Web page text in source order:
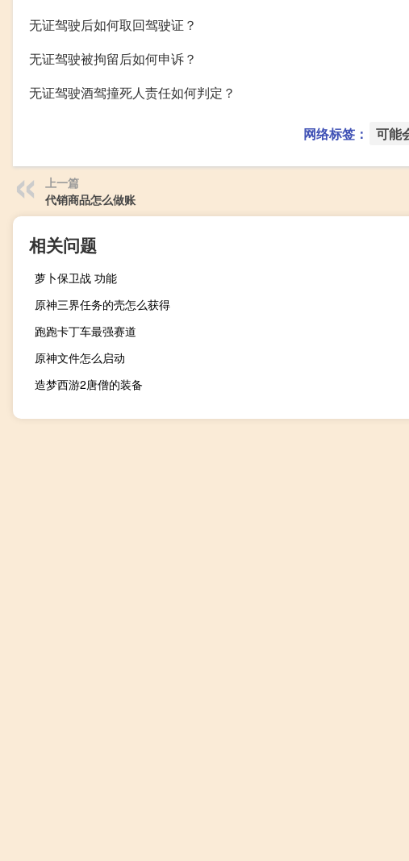
无证驾驶后如何取回驾驶证？
无证驾驶被拘留后如何申诉？
无证驾驶酒驾撞死人责任如何判定？
网络标签： 可能
上一篇
代销商品怎么做账
相关问题
萝卜保卫战 功能
原神三界任务的壳怎么获得
跑跑卡丁车最强赛道
原神文件怎么启动
造梦西游2唐僧的装备